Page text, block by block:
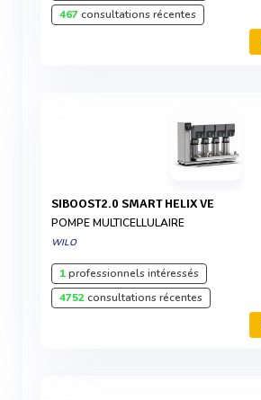
467consultations récentes
SIBOOST2.0 SMART HELIX VE
POMPE MULTICELLULAIRE
WILO
1professionnels intéressés
4752consultations récentes